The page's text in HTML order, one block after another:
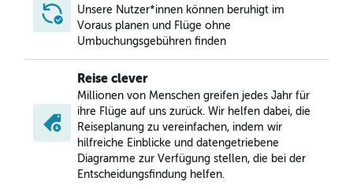
Unsere Nutzer*innen können beruhigt im
Voraus planen und Flüge ohne
Umbuchungsgebühren finden
Reise clever
Millionen von Menschen greifen jedes Jahr für
ihre Flüge auf uns zurück. Wir helfen dabei, die
Reiseplanung zu vereinfachen, indem wir
hilfreiche Einblicke und datengetriebene
Diagramme zur Verfügung stellen, die bei der
Entscheidungsfindung helfen.